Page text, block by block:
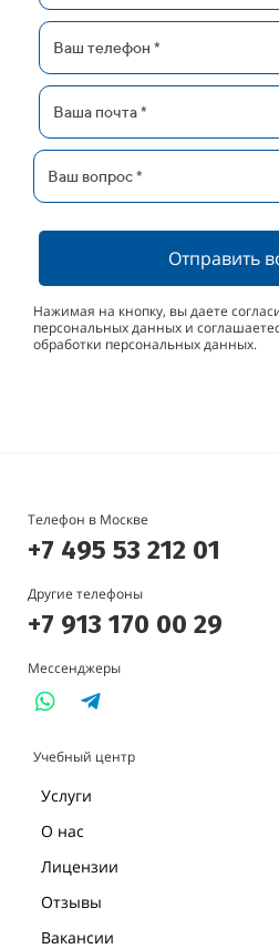
Отправить
Нажимая на кнопку, вы даете
персональных данных и
обработки персональных данных.
Телефон в Москве
+7 495 53 212 01
Другие телефоны
+7 913 170 00 29
Мессенджеры
Учебный центр
Услуги
О нас
Лицензии
Отзывы
Вакансии